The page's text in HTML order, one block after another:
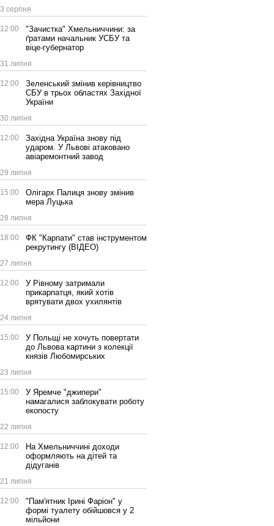
3 серпня
12:00
"Зачистка" Хмельниччини: за
ґратами начальник УСБУ та
віце-губернатор
31 липня
12:00
Зеленський змінив керівництво
СБУ в трьох областях Західної
України
30 липня
12:00
Західна Україна знову під
ударом. У Львові атаковано
авіаремонтний завод
29 липня
15:00
Олігарх Палиця знову змінив
мера Луцька
28 липня
18:00
ФК "Карпати" став інструментом
рекрутингу (ВІДЕО)
27 липня
12:00
У Рівному затримали
прикарпатця, який хотів
врятувати двох ухилянтів
24 липня
15:00
У Польщі не хочуть повертати
до Львова картини з колекції
князів Любомирських
23 липня
15:00
У Яремче "джипери"
намагалися заблокувати роботу
екопосту
22 липня
12:00
На Хмельниччині доходи
оформляють на дітей та
дідуганів
21 липня
12:00
"Пам'ятник Ірині Фаріон" у
формі туалету обійшовся у 2
мільйони